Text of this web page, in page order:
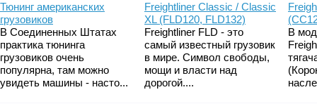
Тюнинг американских
грузовиков
В Соединенных Штатах
практика тюнинга
грузовиков очень
популярна, там можно
увидеть машины - насто...
Freightliner Classic / Classic
XL (FLD120, FLD132)
Freightliner FLD - это
самый известный грузовик
в мире. Символ свободы,
мощи и власти над
дорогой....
В